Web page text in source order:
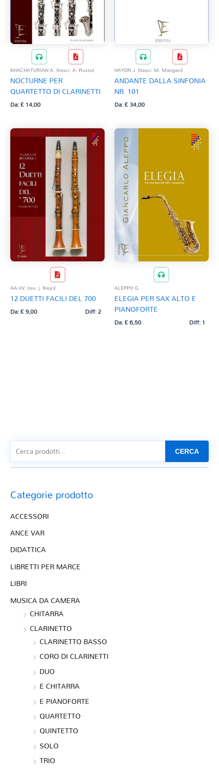
KHACHATURIAN A. (trascr. A. Russo)
NOCTURNE PER
QUARTETTO DI CLARINETTI
Da:€14,00
HAYDN J. (trascr. M. Mangani)
ANDANTE DALLA SINFONIA
NR. 101
Da:€34,00
AA.VV. (rev. j. Krejci)
12 DUETTI FACILI DEL 700
Da:€9,00 Diff: 2
ALEPPO G.
ELEGIA PER SAX ALTO E
PIANOFORTE
Da:€6,50 Diff: 1
CERCA
Categorie prodotto
ACCESSORI
ANCE VAR
DIDATTICA
LIBRETTI PER MARCE
LIBRI
MUSICA DA CAMERA
CHITARRA
CLARINETTO
CLARINETTO BASSO
CORO DI CLARINETTI
DUO
E CHITARRA
E PIANOFORTE
QUARTETTO
QUINTETTO
SOLO
TRIO